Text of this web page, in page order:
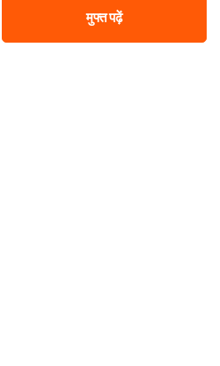
मुफ्त पढ़ें